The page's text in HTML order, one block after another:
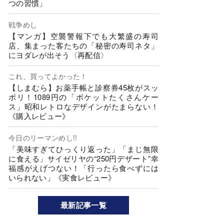
つの習慣」
戦争めし
【マンガ】空襲警報下でも大繁盛の寿司
店、集まった客たちの「秘密の寿司ネタ」
にヨダレが出そう〈再配信〉
これ、買ってよかった！
【しまむら】お薬手帳と診察券45枚がスッ
ポリ！1089円の「ポケットたくさんケー
ス」昭和レトロなデザインがたまらない！
《購入レビュー》
今日のリーマンめし!!
「美味すぎてひっくり返った」「まじ無限
に食える」サイゼリヤの“250円デザート”幸
福感がえげつない！「行ったら食べずには
いられない」《実食レビュー》
最新記事一覧